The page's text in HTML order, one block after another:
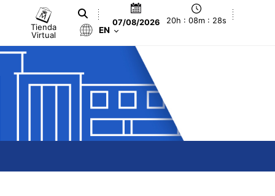
Tienda
Virtual
07/08/2026 20h : 08m : 28s
EN